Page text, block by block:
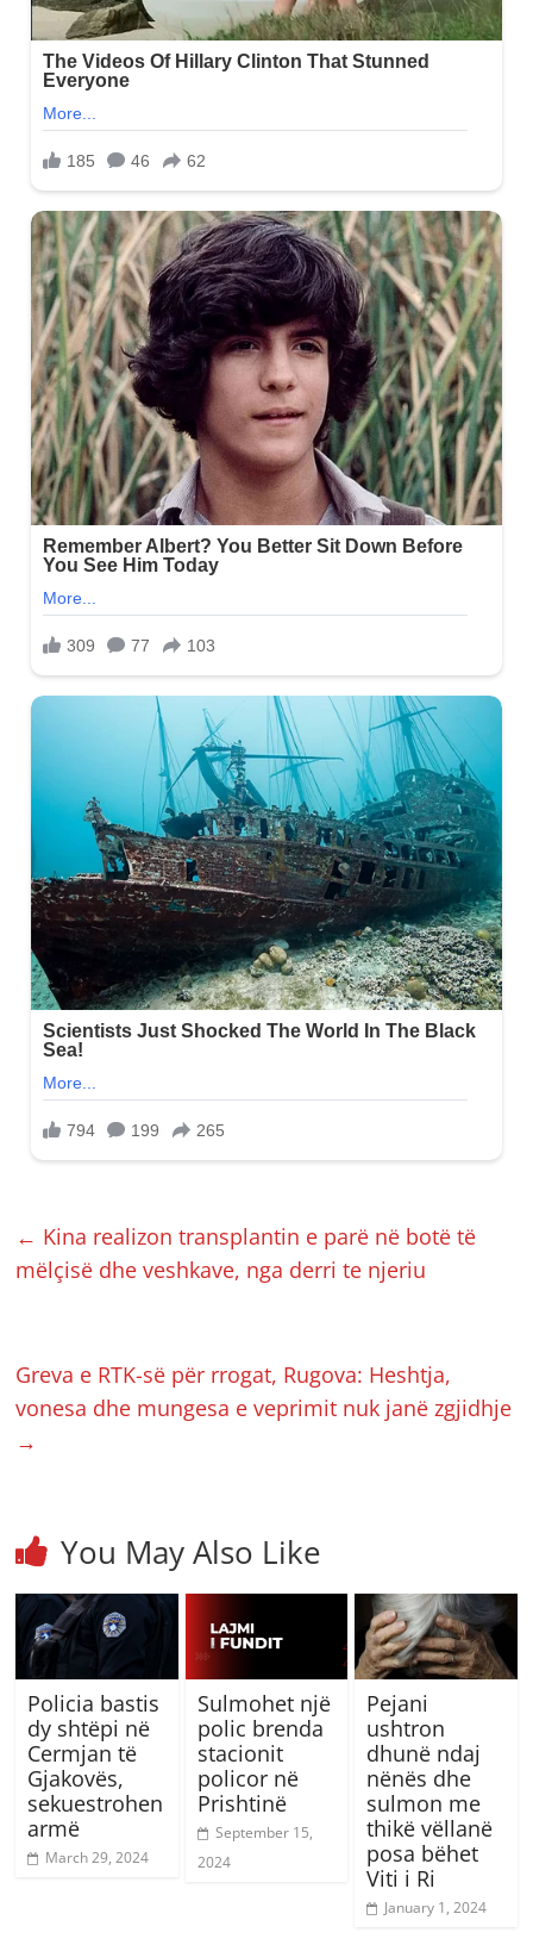
← Kina realizon transplantin e parë në botë të
mëlçisë dhe veshkave, nga derri te njeriu
Greva e RTK-së për rrogat, Rugova: Heshtja,
vonesa dhe mungesa e veprimit nuk janë zgjidhje
→
You May Also Like
Policia bastis
dy shtëpi në
Cermjan të
Gjakovës,
sekuestrohen
armë
March 29, 2024
Sulmohet një
polic brenda
stacionit
policor në
Prishtinë
September 15,
2024
Pejani
ushtron
dhunë ndaj
nënës dhe
sulmon me
thikë vëllanë
posa bëhet
Viti i Ri
January 1, 2024